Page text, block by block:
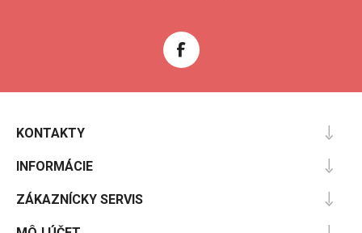
KONTAKTY
INFORMÁCIE
ZÁKAZNÍCKY SERVIS